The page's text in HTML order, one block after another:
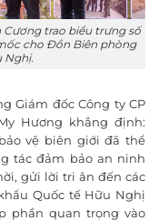
Cương trao biểu trưng số
cho Đồn Biên phòng
Nghị.
Giám đốc Công ty CP
Hương khẳng định:
vệ biên giới đã thể
tác đảm bảo an ninh
gửi lời tri ân đến các
Quốc tế Hữu Nghị
phần quan trọng vào